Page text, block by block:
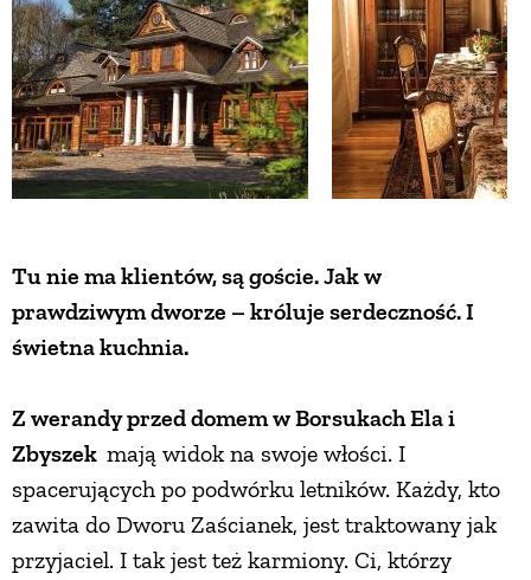
Tu nie ma klientów, są goście. Jak w
prawdziwym dworze – króluje serdeczność. I
świetna kuchnia.
Z werandy przed domem w Borsukach Ela i
Zbyszek mają widok na swoje włości. I
spacerujących po podwórku letników. Każdy, kto
zawita do Dworu Zaścianek, jest traktowany jak
przyjaciel. I tak jest też karmiony. Ci, którzy
KRAJOBRAZ
RĘKODZIEŁO
RZEMIOSŁO
ZRÓB TO SAM
ŚNIADANIA
PRZYSTAWKI